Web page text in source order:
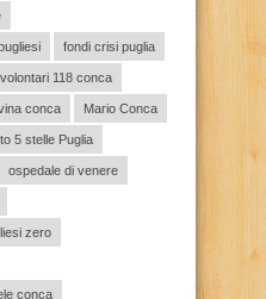
fondi crisi puglia
118 conca
conca Mario Conca
5 stelle Puglia
ospedale di venere
zero
conca